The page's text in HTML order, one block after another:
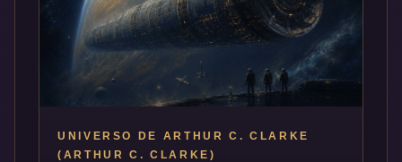
UNIVERSO DE ARTHUR C. CLARKE
(ARTHUR C. CLARKE)